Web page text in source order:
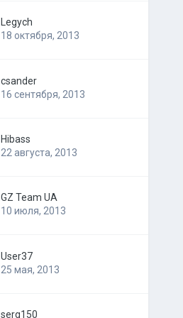
Legych
18 октября, 2013
csander
16 сентября, 2013
Hibass
22 августа, 2013
GZ Team UA
10 июля, 2013
User37
25 мая, 2013
serg150